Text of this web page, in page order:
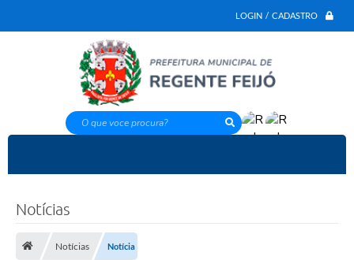
LOGIN / CADASTRO
O que voce procura?
Notícias
Notícias Notícia